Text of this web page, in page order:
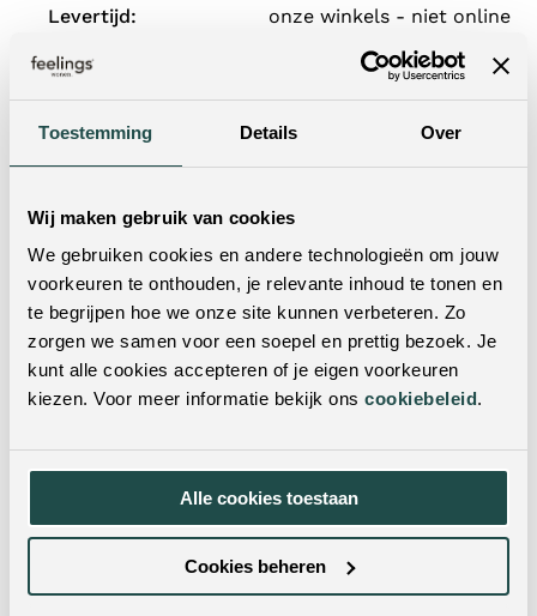
Toestemming Details Over
Wij maken gebruik van cookies
We gebruiken cookies en andere technologieën om jouw
voorkeuren te onthouden, je relevante inhoud te tonen en
te begrijpen hoe we onze site kunnen verbeteren. Zo
zorgen we samen voor een soepel en prettig bezoek. Je
kunt alle cookies accepteren of je eigen voorkeuren
kiezen. Voor meer informatie bekijk ons cookiebeleid.
Alle cookies toestaan
Cookies beheren
Levertijd:
onze winkels - niet online
te bestellen.
Wil je dit product in het echt zien?
Je kunt dit product ook in een van onze woonwinkels
bekijken. Met vestigingen door heel Nederland & België
postcode of woonplaats in te vulling in de zoekbalk,
vind je met één klik de dichtstbijzijnde winkels.
Twijfel je nog?
Neem dan contact met ons op! Doorgaans reageren wij